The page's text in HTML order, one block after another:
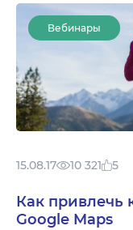
Вебинары
15.08.17 10 321 5
Как привлечь
Google Maps